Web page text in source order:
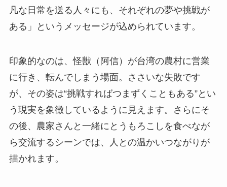
凡な日常を送る人々にも、それぞれの夢や挑戦が
ある」というメッセージが込められています。
印象的なのは、怪獣（阿信）が台湾の農村に営業
に行き、転んでしまう場面。ささいな失敗です
が、その姿は“挑戦すればつまずくこともある”とい
う現実を象徴しているように見えます。さらにそ
の後、農家さんと一緒にとうもろこしを食べなが
ら交流するシーンでは、人との温かいつながりが
描かれます。